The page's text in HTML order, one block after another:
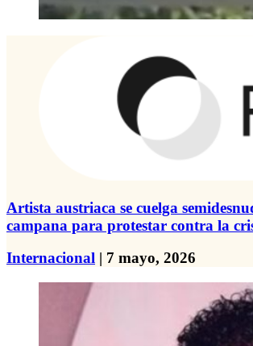
Artista austriaca se cuelga
campana para protestar contra la
Internacional | 7 mayo, 2026